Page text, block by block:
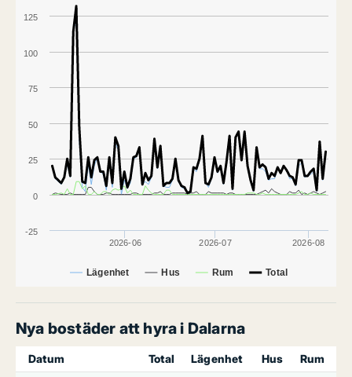
Lägenhet Hus Rum Total
2026-06 2026-07 2026-08
-25
0
25
50
75
100
125
Nya bostäder att hyra i Dalarna
Datum Total Lägenhet Hus
Rum